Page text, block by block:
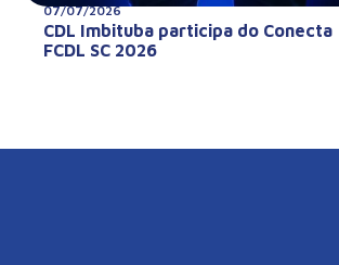
07/07/2026
CDL Imbituba participa do Conecta
FCDL SC 2026